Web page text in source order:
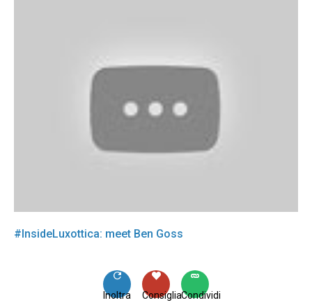
#InsideLuxottica: meet Ben Goss
Condividi
Consiglia
Inoltra